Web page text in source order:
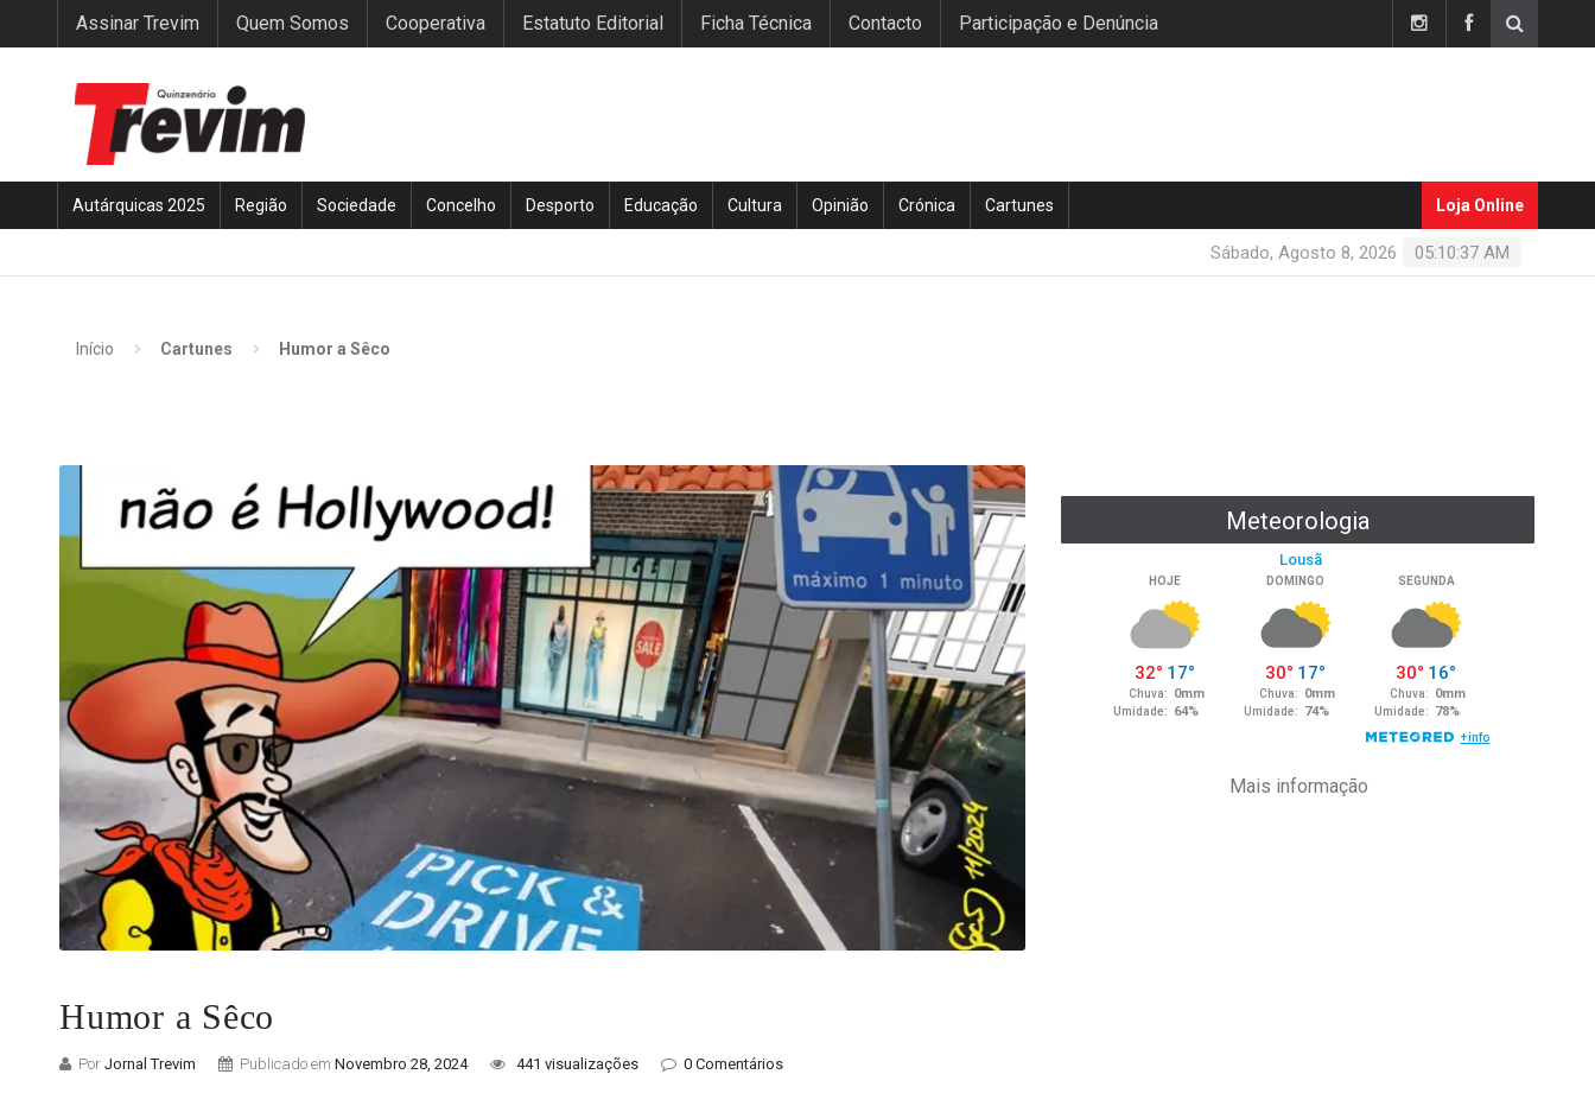
Assinar Trevim Quem Somos Cooperativa Estatuto Editorial Ficha Técnica Contacto Participação e Denúncia
Autárquicas 2025 Região Sociedade Concelho Desporto Educação Cultura Opinião Crónica Cartunes Loja Online
05:10:37 AM
Sábado, Agosto 8, 2026
Início Cartunes Humor a Sêco
Humor a Sêco
Por Jornal Trevim Publicado em Novembro 28, 2024 441 visualizações 0 Comentários
Meteorologia
Mais informação